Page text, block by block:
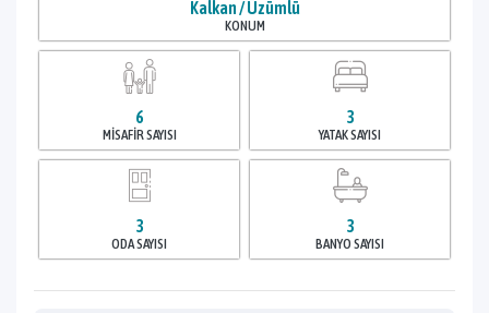
Kalkan / Üzümlü
KONUM
6
MISAFIR SAYISI
3
YATAK SAYISI
3
ODA SAYISI
3
BANYO SAYISI